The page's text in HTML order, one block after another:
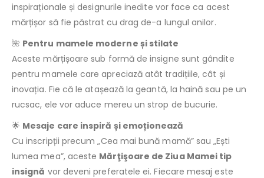
inspiraționale și designurile inedite vor face ca acest
mărțișor să fie păstrat cu drag de-a lungul anilor.
🌺 Pentru mamele moderne și stilate
Aceste mărțișoare sub formă de insigne sunt gândite
pentru mamele care apreciază atât tradițiile, cât și
inovația. Fie că le atașează la geantă, la haină sau pe un
rucsac, ele vor aduce mereu un strop de bucurie.
🌟 Mesaje care inspiră și emoționează
Cu inscripții precum „Cea mai bună mamă” sau „Ești
lumea mea”, aceste Mărţişoare de Ziua Mamei tip
insignă vor deveni preferatele ei. Fiecare mesaj este